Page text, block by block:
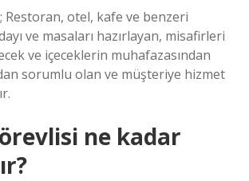
Restoran, otel, kafe ve benzeri
ve masaları hazırlayan, misafirleri
ve içeceklerin muhafazasından
sorumlu olan ve müşteriye hizmet
ne kadar